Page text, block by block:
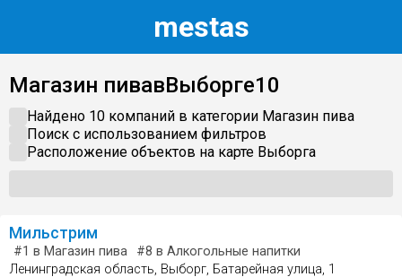
mestas
Магазин пивавВыборге10
Найдено 10 компаний в категории Магазин пива
Поиск с использованием фильтров
Расположение объектов на карте Выборга
Мильстрим
#1 в Магазин пива #8 в Алкогольные напитки
Ленинградская область, Выборг, Батарейная улица, 1